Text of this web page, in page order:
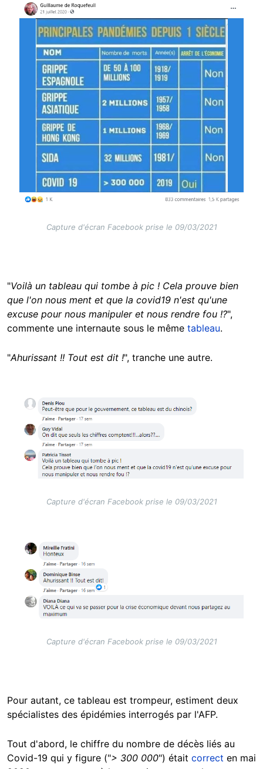
Image
Capture d'écran Facebook prise le 09/03/2021
"Voilà un tableau qui tombe à pic ! Cela prouve bien
que l'on nous ment et que la covid19 n'est qu'une
excuse pour nous manipuler et nous rendre fou !?",
commente une internaute sous le même tableau.
"Ahurissant !! Tout est dit !", tranche une autre.
Image
Capture d'écran Facebook prise le 09/03/2021
Image
Capture d'écran Facebook prise le 09/03/2021
Pour autant, ce tableau est trompeur, estiment deux
spécialistes des épidémies interrogés par l'AFP.
Tout d'abord, le chiffre du nombre de décès liés au
Covid-19 qui y figure ("> 300 000") était correct en mai